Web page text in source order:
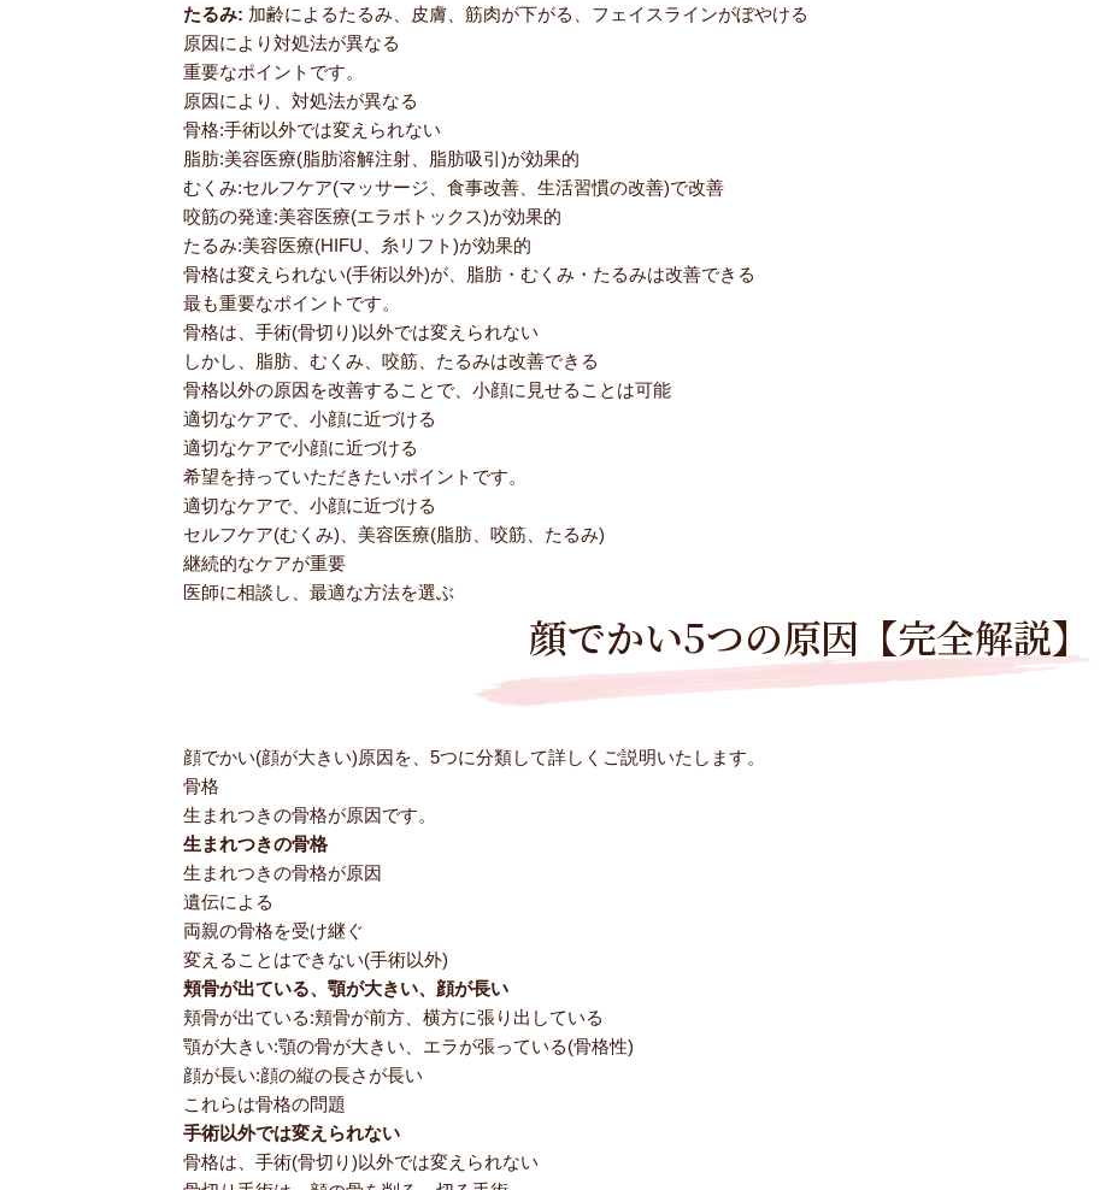
たるみ: 加齢によるたるみ、皮膚、筋肉が下がる、フェイスラインがぼやける
原因により対処法が異なる
重要なポイントです。
原因により、対処法が異なる
骨格:手術以外では変えられない
脂肪:美容医療(脂肪溶解注射、脂肪吸引)が効果的
むくみ:セルフケア(マッサージ、食事改善、生活習慣の改善)で改善
咬筋の発達:美容医療(エラボトックス)が効果的
たるみ:美容医療(HIFU、糸リフト)が効果的
骨格は変えられない(手術以外)が、脂肪・むくみ・たるみは改善できる
最も重要なポイントです。
骨格は、手術(骨切り)以外では変えられない
しかし、脂肪、むくみ、咬筋、たるみは改善できる
骨格以外の原因を改善することで、小顔に見せることは可能
適切なケアで、小顔に近づける
適切なケアで小顔に近づける
希望を持っていただきたいポイントです。
適切なケアで、小顔に近づける
セルフケア(むくみ)、美容医療(脂肪、咬筋、たるみ)
継続的なケアが重要
医師に相談し、最適な方法を選ぶ
顔でかい5つの原因【完全解説】
顔でかい(顔が大きい)原因を、5つに分類して詳しくご説明いたします。
骨格
生まれつきの骨格が原因です。
生まれつきの骨格
生まれつきの骨格が原因
遺伝による
両親の骨格を受け継ぐ
変えることはできない(手術以外)
頬骨が出ている、顎が大きい、顔が長い
頬骨が出ている:頬骨が前方、横方に張り出している
顎が大きい:顎の骨が大きい、エラが張っている(骨格性)
顔が長い:顔の縦の長さが長い
これらは骨格の問題
手術以外では変えられない
骨格は、手術(骨切り)以外では変えられない